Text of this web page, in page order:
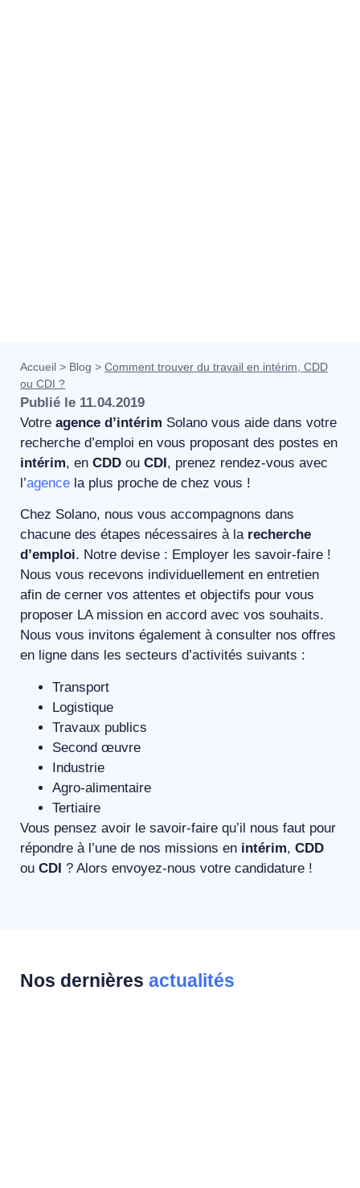
Accueil > Blog > Comment trouver du travail en intérim, CDD
ou CDI ?
Publié le 11.04.2019
Votre agence d’intérim Solano vous aide dans votre
recherche d’emploi en vous proposant des postes en
intérim, en CDD ou CDI, prenez rendez-vous avec
l’agence la plus proche de chez vous !
Chez Solano, nous vous accompagnons dans
chacune des étapes nécessaires à la recherche
d’emploi. Notre devise : Employer les savoir-faire !
Nous vous recevons individuellement en entretien
afin de cerner vos attentes et objectifs pour vous
proposer LA mission en accord avec vos souhaits.
Nous vous invitons également à consulter nos offres
en ligne dans les secteurs d’activités suivants :
Transport
Logistique
Travaux publics
Second œuvre
Industrie
Agro-alimentaire
Tertiaire
Vous pensez avoir le savoir-faire qu’il nous faut pour
répondre à l’une de nos missions en intérim, CDD
ou CDI ? Alors envoyez-nous votre candidature !
Nos dernières actualités